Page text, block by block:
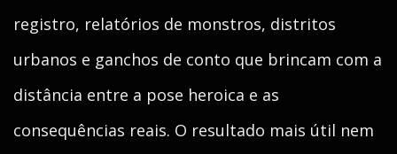
registro, relatórios de monstros, distritos
urbanos e ganchos de conto que brincam com a
distância entre a pose heroica e as
consequências reais. O resultado mais útil nem